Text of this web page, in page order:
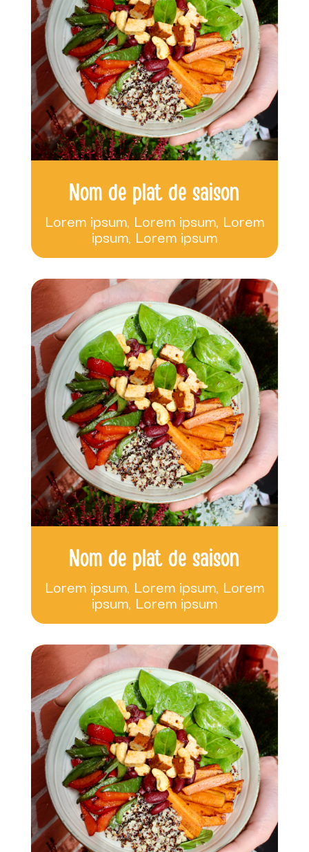
Nom de plat de saison
Lorem ipsum, Lorem ipsum, Lorem
ipsum, Lorem ipsum
Nom de plat de saison
Lorem ipsum, Lorem ipsum, Lorem
ipsum, Lorem ipsum